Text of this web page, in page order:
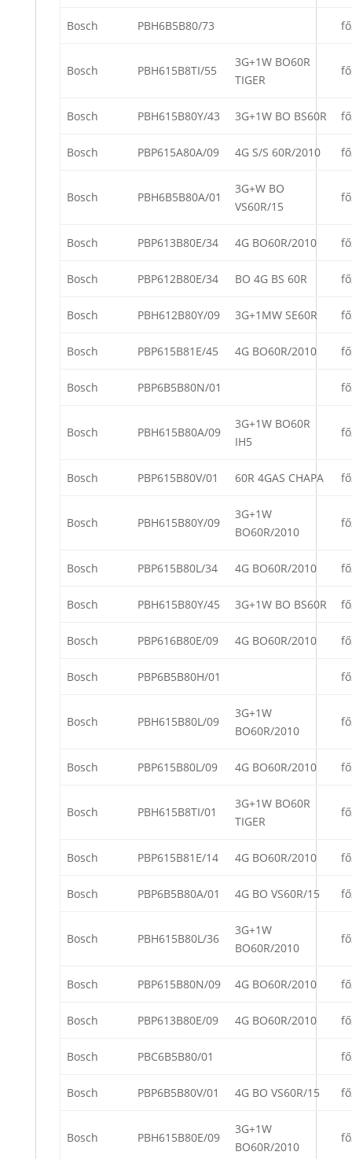
Bosch PBH6B5B80/73
Bosch PBH615B8TI/55
3G+1W BO60R
TIGER
Bosch PBH615B80Y/43 3G+1W BO BS60R
Bosch PBP615A80A/09 4G S/S 60R/2010
Bosch PBH6B5B80A/01
3G+W BO
VS60R/15
Bosch PBP613B80E/34 4G BO60R/2010
Bosch PBP612B80E/34 BO 4G BS 60R
Bosch PBH612B80Y/09 3G+1MW SE60R
Bosch PBP615B81E/45 4G BO60R/2010
Bosch PBP6B5B80N/01
Bosch PBH615B80A/09
3G+1W BO60R
IH5
Bosch PBP615B80V/01 60R 4GAS CHAPA
Bosch PBH615B80Y/09
3G+1W
BO60R/2010
Bosch PBP615B80L/34 4G BO60R/2010
Bosch PBH615B80Y/45 3G+1W BO BS60R
Bosch PBP616B80E/09 4G BO60R/2010
Bosch PBP6B5B80H/01
Bosch PBH615B80L/09
3G+1W
BO60R/2010
Bosch PBP615B80L/09 4G BO60R/2010
Bosch PBH615B8TI/01
3G+1W BO60R
TIGER
Bosch PBP615B81E/14 4G BO60R/2010
Bosch PBP6B5B80A/01 4G BO VS60R/15
Bosch PBH615B80L/36
3G+1W
BO60R/2010
Bosch PBP615B80N/09 4G BO60R/2010
Bosch PBP613B80E/09 4G BO60R/2010
Bosch PBC6B5B80/01
Bosch PBP6B5B80V/01 4G BO VS60R/15
Bosch PBH615B80E/09
3G+1W
BO60R/2010